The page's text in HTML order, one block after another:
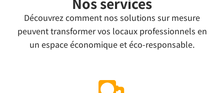
Découvrez comment nos solutions sur mesure
peuvent transformer vos locaux professionnels en
un espace économique et éco-responsable.